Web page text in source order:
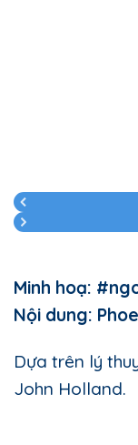
Minh hoạ:
Nội dung:
Dựa trên lý
John Holland.